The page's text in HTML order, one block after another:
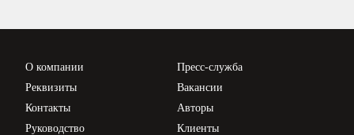
О компании
Реквизиты
Контакты
Руководство
Пресс-служба
Вакансии
Авторы
Клиенты